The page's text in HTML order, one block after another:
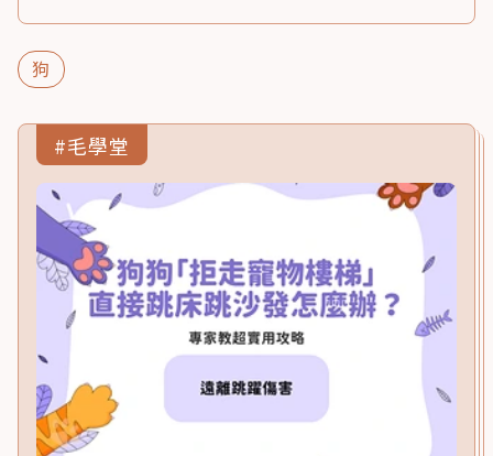
狗
#毛學堂